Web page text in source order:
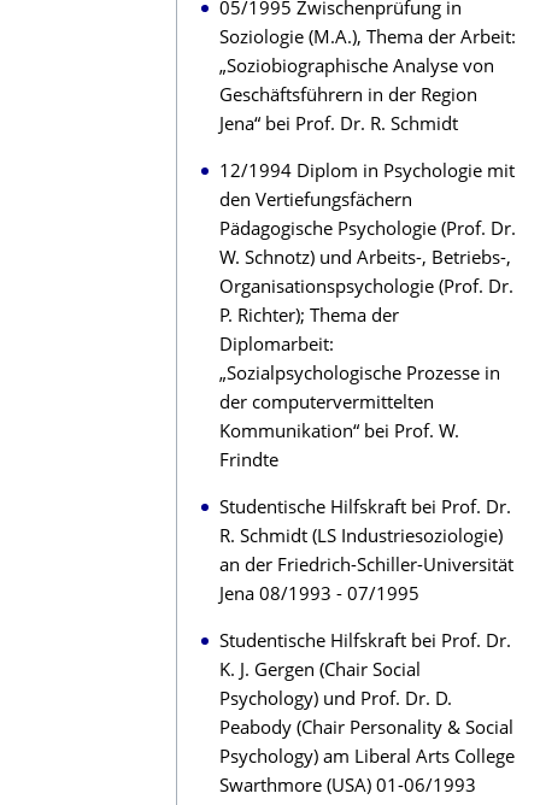
05/1995 Zwischenprüfung in
Soziologie (M.A.), Thema der Arbeit:
„Soziobiographische Analyse von
Geschäftsführern in der Region
Jena“ bei Prof. Dr. R. Schmidt
12/1994 Diplom in Psychologie mit
den Vertiefungsfächern
Pädagogische Psychologie (Prof. Dr.
W. Schnotz) und Arbeits-, Betriebs-,
Organisationspsychologie (Prof. Dr.
P. Richter); Thema der
Diplomarbeit:
„Sozialpsychologische Prozesse in
der computervermittelten
Kommunikation“ bei Prof. W.
Frindte
Studentische Hilfskraft bei Prof. Dr.
R. Schmidt (LS Industriesoziologie)
an der Friedrich-Schiller-Universität
Jena 08/1993 - 07/1995
Studentische Hilfskraft bei Prof. Dr.
K. J. Gergen (Chair Social
Psychology) und Prof. Dr. D.
Peabody (Chair Personality & Social
Psychology) am Liberal Arts College
Swarthmore (USA) 01-06/1993